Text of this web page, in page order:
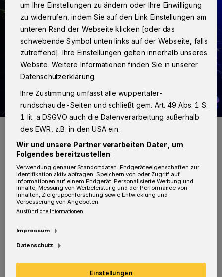
Hospizleiterin Kerstin Wülfing (li.) mit Stefan Walz und Stefanie
Smailes.
Foto: Kinderhospiz
D ie Wuppertaler begeistern seit zehn
Radiosendung spielten sie als Alana La Peca
um Ihre Einstellungen zu ändern oder Ihre Einwilligung
zu widerrufen, indem Sie auf den Link Einstellungen am
unteren Rand der Webseite klicken [oder das
schwebende Symbol unten links auf der Webseite, falls
zutreffend]. Ihre Einstellungen gelten innerhalb unseres
Website. Weitere Informationen finden Sie in unserer
Datenschutzerklärung.
Ihre Zustimmung umfasst alle wuppertaler-
rundschau.de-Seiten und schließt gem. Art. 49 Abs. 1 S.
1 lit. a DSGVO auch die Datenverarbeitung außerhalb
des EWR, z.B. in den USA ein.
Wir und unsere Partner verarbeiten Daten, um
Folgendes bereitzustellen:
Verwendung genauer Standortdaten. Endgeräteeigenschaften zur
Identifikation aktiv abfragen. Speichern von oder Zugriff auf
Informationen auf einem Endgerät. Personalisierte Werbung und
Inhalte, Messung von Werbeleistung und der Performance von
Inhalten, Zielgruppenforschung sowie Entwicklung und
Verbesserung von Angeboten.
Ausführliche Informationen
Impressum
Datenschutz
Einstellungen